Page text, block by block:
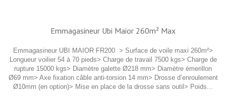
Emmagasineur Ubi Maior 260m² Max
Emmagasineur UBI MAIOR FR200 > Surface de voile maxi 260m²>
Longueur voilier 54 à 70 pieds> Charge de travail 7500 kgs> Charge de
rupture 15000 kgs> Diamètre galette Ø218 mm> Diamètre émerillon
Ø69 mm> Axe fixation câble anti-torsion 14 mm> Drosse d’enroulement
Ø10mm (en option)> Mise en place de la drosse sans outil> Poids...